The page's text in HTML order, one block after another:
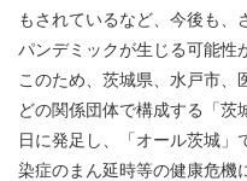
もされているなど、今後も、
パンデミックが生じる可能性
このため、茨城県、水戸市、
どの関係団体で構成する「
日に発足し、「オール茨城」
染症のまん延時等の健康危機